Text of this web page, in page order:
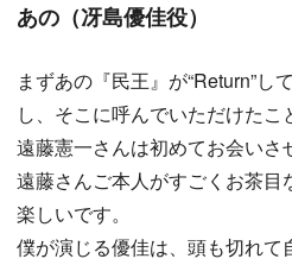
あの（冴島優佳役）
まずあの『民王』が“Return”し
し、そこに呼んでいただけたこ
遠藤憲一さんは初めてお会いさ
遠藤さんご本人がすごくお茶目
楽しいです。
僕が演じる優佳は、頭も切れて